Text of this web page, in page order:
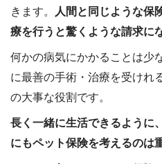
きます。
人間と同じような保
療を行うと驚くような請求に
何かの病気にかかることは少
に最善の手術・治療を受けれ
の大事な役割です。
長く一緒に生活できるように
にもペット保険を考えるのは